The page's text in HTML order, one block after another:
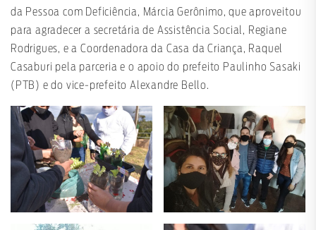
da Pessoa com Deficiência, Márcia Gerônimo, que aproveitou
para agradecer a secretária de Assistência Social, Regiane
Rodrigues, e a Coordenadora da Casa da Criança, Raquel
Casaburi pela parceria e o apoio do prefeito Paulinho Sasaki
(PTB) e do vice-prefeito Alexandre Bello.